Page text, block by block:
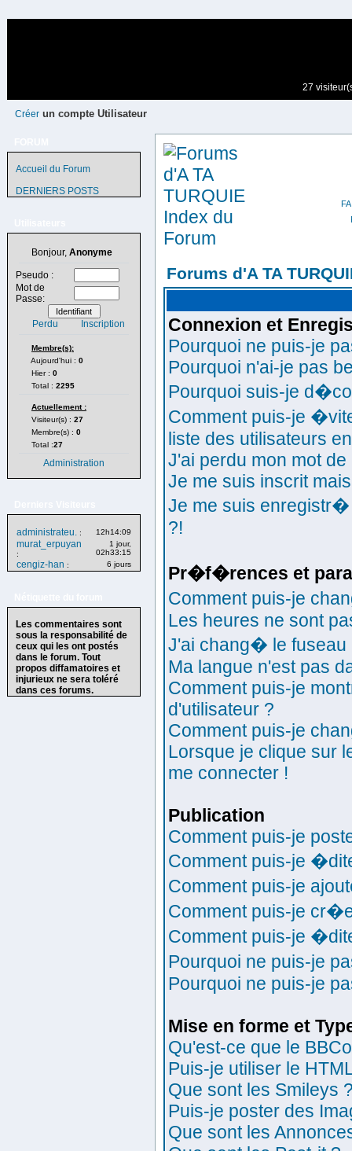
27
Créer un compte Utilisateur
Accueil du Forum
DERNIERS POSTS
Bonjour, Anonyme
Pseudo :
Mot de
Passe:
Perdu Inscription
Membre(s):
Aujourd'hui : 0
Hier : 0
Total : 2295
Actuellement :
Visiteur(s) : 27
Membre(s) : 0
Total :27
Administration
administrateu. : 12h14:09
murat_erpuyan
:
1 jour,
02h33:15
cengiz-han : 6 jours
Les commentaires sont
sous la responsabilité de
ceux qui les ont postés
dans le forum. Tout
propos diffamatoires et
injurieux ne sera toléré
dans ces forums.
Forums d'A TA
Connexion et
Pourquoi ne puis-je
Pourquoi n'ai-je pas
Pourquoi suis-je
Comment puis-je
liste des utilisateurs
J'ai perdu mon mot de
Je me suis inscrit
Je me suis
?!
Pr�f�rences et
Comment puis-je
Les heures ne sont
J'ai chang� le fuseau
Ma langue n'est pas
Comment puis-je
d'utilisateur ?
Comment puis-je
Lorsque je clique sur
me connecter !
Publication
Comment puis-je
Comment puis-je
Comment puis-je
Comment puis-je
Comment puis-je
Pourquoi ne puis-je
Pourquoi ne puis-je
Mise en forme et
Qu'est-ce que le
Puis-je utiliser le
Que sont les Smileys
Puis-je poster des
Que sont les